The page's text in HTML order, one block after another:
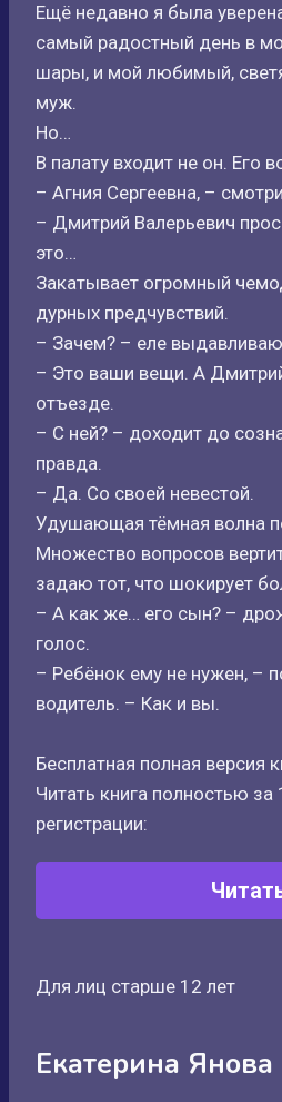
Ещё недавно я была
самый радостный день в
шары, и мой любимый,
муж.
Но…
В палату входит не он. Его
– Агния Сергеевна, –
– Дмитрий Валерьевич
это…
Закатывает огромный
дурных предчувствий.
– Зачем? – еле
– Это ваши вещи. А
отъезде.
– С ней? – доходит до
правда.
– Да. Со своей невестой.
Удушающая тёмная волна
Множество вопросов
задаю тот, что шокирует
– А как же… его сын? –
голос.
– Ребёнок ему не нужен, –
водитель. – Как и вы.
Бесплатная полная версия
Читать книга полностью за
регистрации:
Для лиц старше 12 лет
Екатерина Янова